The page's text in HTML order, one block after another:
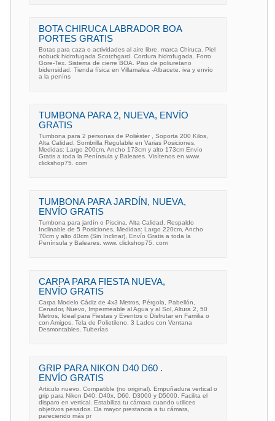
BOTA CHIRUCA LABRADOR BOA
PORTES GRATIS
Botas para caza o actividades al aire libre, marca Chiruca. Piel
nobuck hidrofugada Scotchgard. Cordura hidrofugada. Forro
Gore-Tex. Sistema de cierre BOA. Piso de poliuretano
bidensidad. Tienda física en Villamalea -Albacete. iva y envío
a la peníns
TUMBONA PARA 2, NUEVA, ENVÍO
GRATIS
Tumbona para 2 personas de Poliéster , Soporta 200 Kilos,
Alta Calidad, Sombrilla Regulable en Varias Posiciones,
Medidas: Largo 200cm, Ancho 173cm y alto 173cm Envío
Gratis a toda la Península y Baleares. Visítenos en www.
clickshop75. com
TUMBONA PARA JARDÍN, NUEVA,
ENVÍO GRATIS
Tumbona para jardín o Piscina, Alta Calidad, Respaldo
Inclinable de 5 Posiciones, Medidas: Largo 220cm, Ancho
70cm y alto 40cm (Sin Inclinar), Envío Gratis a toda la
Península y Baleares. www. clickshop75. com
CARPA PARA FIESTA NUEVA,
ENVÍO GRATIS
Carpa Modelo Cádiz de 4x3 Metros, Pérgola, Pabellón,
Cenador, Nuevo, Impermeable al Agua y al Sol, Altura 2, 50
Metros, Ideal para Fiestas y Eventos o Disfrutar en Familia o
con Amigos, Tela de Polietileno, 3 Lados con Ventana
Desmontables, Tuberías
GRIP PARA NIKON D40 D60 .
ENVÍO GRATIS
Articulo nuevo. Compatible (no original). Empuñadura vertical o
grip para Nikon D40, D40x, D60, D3000 y D5000. Facilita el
disparo en vertical. Estabiliza tu cámara cuando utilices
objetivos pesados. Da mayor prestancia a tu cámara,
pareciendo más pr